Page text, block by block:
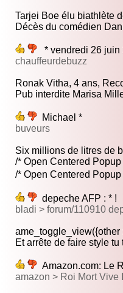
Tarjei Boe élu biathlète
Décès du comédien
* vendredi 26 juin
chauffeurdebuzz
Ronak Vitha, 4 ans,
Pub interdite Marisa
Michael *
buveurs
Six millions de litres de
/* Open Centered
/* Open Centered
depeche AFP : * !
bladi > forum/110910
ame_toggle_view({other
Et arrête de faire style
Amazon.com: Le
amazon > Roi Mort